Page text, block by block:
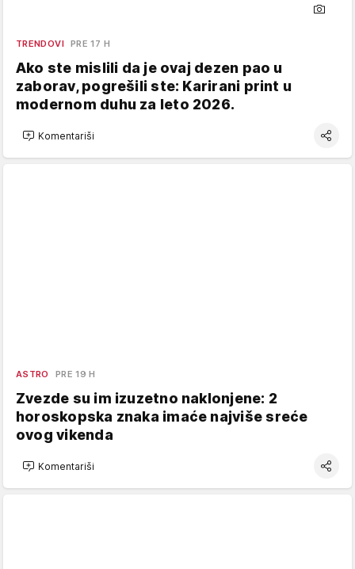
TRENDOVI PRE 17 H
Ako ste mislili da je ovaj dezen pao u
zaborav, pogrešili ste: Karirani print u
modernom duhu za leto 2026.
Komentariši
ASTRO PRE 19 H
Zvezde su im izuzetno naklonjene: 2
horoskopska znaka imaće najviše sreće
ovog vikenda
Komentariši